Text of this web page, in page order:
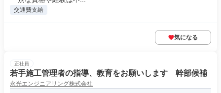
交通費支給
気になる
正社員
若手施工管理者の指導、教育をお願いします 幹部候補
永光エンジニアリング株式会社